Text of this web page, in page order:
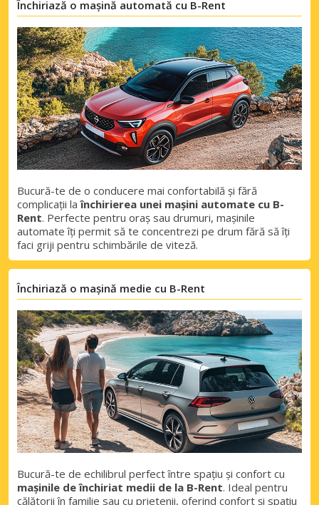
Închiriază o mașină automată cu B-Rent
Bucură-te de o conducere mai confortabilă și fără
complicații laînchirierea unei mașini automate cu B-
Rent. Perfecte pentru oraș sau drumuri, mașinile
automate îți permit să te concentrezi pe drum fără să îți
faci griji pentru schimbările de viteză.
Închiriază o mașină medie cu B-Rent
Bucură-te de echilibrul perfect între spațiu și confort cu
mașinile de închiriat medii de la B-Rent. Ideal pentru
călătorii în familie sau cu prietenii, oferind confort și spațiu
Economii de top
Accesați ofertele exclusive ale
furnizorilor noștri
Autentificare cu eLink